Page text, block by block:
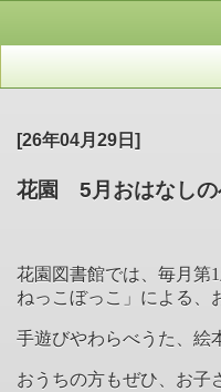
[26年04月29日]
花園 5月おはなしの
花園図書館では、毎月第1
ねっこぼっこ」による、
手遊びやわらべうた、絵
おうちの方もぜひ、お子